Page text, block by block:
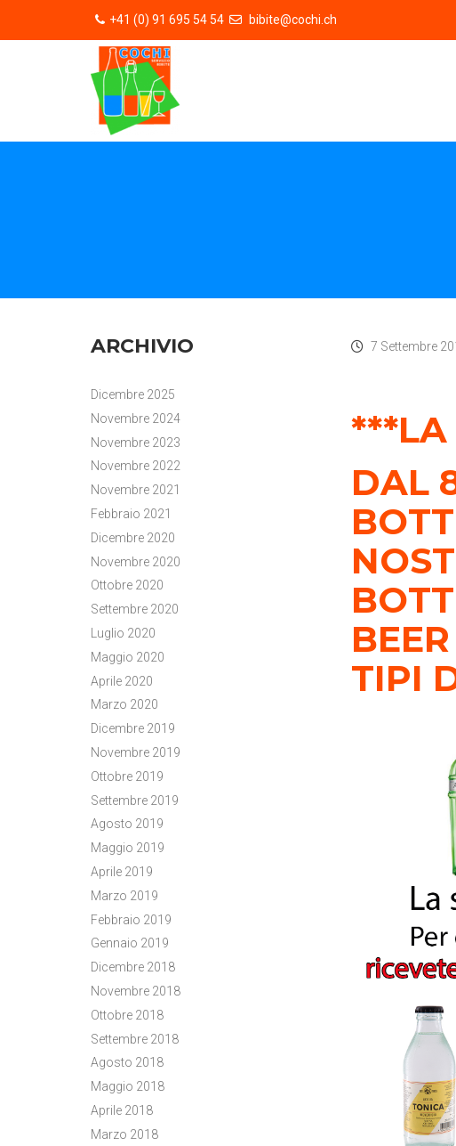
+41 (0) 91 695 54 54 bibite@cochi.ch
7 Settembre
***LA
DAL
BEER
TIPI
ARCHIVIO
Dicembre 2025
Novembre 2024
Novembre 2023
Novembre 2022
Novembre 2021
Febbraio 2021
Dicembre 2020
Novembre 2020
Ottobre 2020
Settembre 2020
Luglio 2020
Maggio 2020
Aprile 2020
Marzo 2020
Dicembre 2019
Novembre 2019
Ottobre 2019
Settembre 2019
Agosto 2019
Maggio 2019
Aprile 2019
Marzo 2019
Febbraio 2019
Gennaio 2019
Dicembre 2018
Novembre 2018
Ottobre 2018
Settembre 2018
Agosto 2018
Maggio 2018
Aprile 2018
Marzo 2018